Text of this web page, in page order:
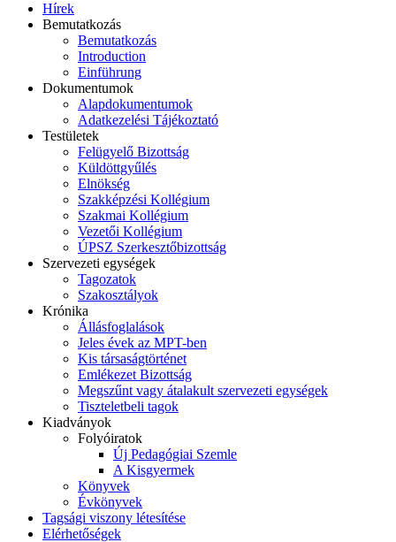
Hírek
Bemutatkozás
Bemutatkozás
Introduction
Einführung
Dokumentumok
Alapdokumentumok
Adatkezelési Tájékoztató
Testületek
Felügyelő Bizottság
Küldöttgyűlés
Elnökség
Szakképzési Kollégium
Szakmai Kollégium
Vezetői Kollégium
ÚPSZ Szerkesztőbizottság
Szervezeti egységek
Tagozatok
Szakosztályok
Krónika
Állásfoglalások
Jeles évek az MPT-ben
Kis társaságtörténet
Emlékezet Bizottság
Megszűnt vagy átalakult szervezeti egységek
Tiszteletbeli tagok
Kiadványok
Folyóiratok
Új Pedagógiai Szemle
A Kisgyermek
Könyvek
Évkönyvek
Tagsági viszony létesítése
Elérhetőségek